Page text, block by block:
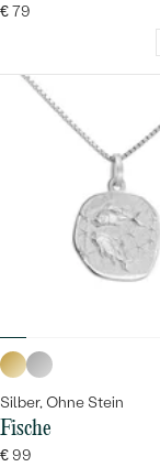
€ 79
Silber, Ohne Stein
Fische
€ 99